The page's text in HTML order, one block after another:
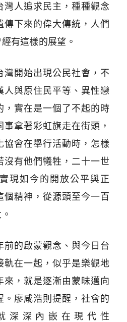
灣人追求民主，種種觀念
傳下來的偉大傳統，人們
有這樣的展望。
灣開始出現公民社會，不
人與原住民平等、異性戀
，實在是一個了不起的時
拿著彩虹旗走在街頭，
協會在舉行活動時，怎樣
沒有他們犧牲，二十一世
現如今的開放公平與正
個精神，從源頭至今一百
前的啟蒙觀念、與今日台
軌在一起，似乎是樂觀地
來，就是逐漸由蒙昧邁向
。廖咸浩則提醒，社會的
深深內嵌在現代性